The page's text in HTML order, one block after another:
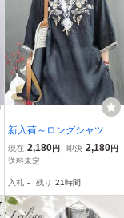
新入荷～ロングシャツ カ
ジュアル チュニック 刺繍
シャツブラウス ロング丈
ブラウス 大きいサイズ ～
ネイビー
現在 2,180円 即決 2,180円
送料未定
入札 - 残り 21時間